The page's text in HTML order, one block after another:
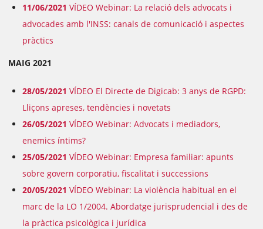
11/06/2021 VÍDEO Webinar: La relació dels advocats i
advocades amb l'INSS: canals de comunicació i aspectes
pràctics
MAIG 2021
28/05/2021 VÍDEO El Directe de Digicab: 3 anys de RGPD:
Lliçons apreses, tendències i novetats
26/05/2021 VÍDEO Webinar: Advocats i mediadors,
enemics íntims?
25/05/2021 VÍDEO Webinar: Empresa familiar: apunts
sobre govern corporatiu, fiscalitat i successions
20/05/2021 VÍDEO Webinar: La violència habitual en el
marc de la LO 1/2004. Abordatge jurisprudencial i des de
la pràctica psicològica i jurídica